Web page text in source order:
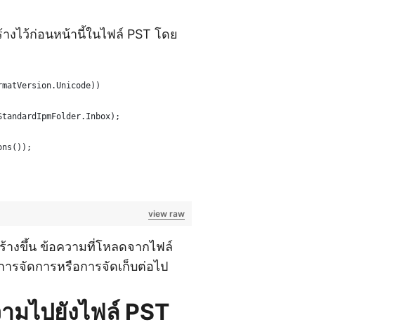
งไว้ก่อนหน้านี้ในไฟล์ PST โดย
view raw
างขึ้น ข้อความที่โหลดจากไฟล์
รจัดการหรือการจัดเก็บต่อไป
มไปยังไฟล์ PST